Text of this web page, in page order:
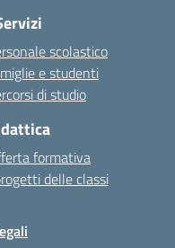
scolastico
e studenti
di studio
formativa
delle classi